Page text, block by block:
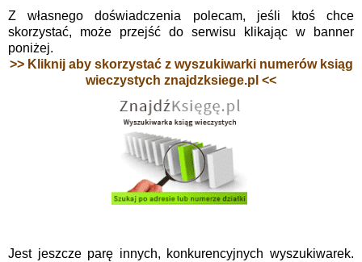
Z własnego doświadczenia polecam, jeśli ktoś chce
skorzystać, może przejść do serwisu klikając w banner
poniżej.
>> Kliknij aby skorzystać z wyszukiwarki numerów ksiąg
wieczystych znajdzksiege.pl <<
Jest jeszcze parę innych, konkurencyjnych wyszukiwarek.